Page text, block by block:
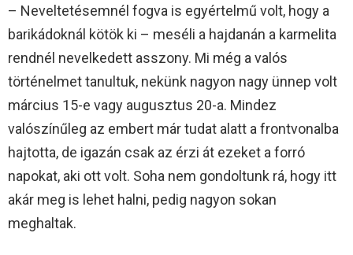
– Neveltetésemnél fogva is egyértelmű volt, hogy a
barikádoknál kötök ki – meséli a hajdanán a karmelita
rendnél nevelkedett asszony. Mi még a valós
történelmet tanultuk, nekünk nagyon nagy ünnep volt
március 15-e vagy augusztus 20-a. Mindez
valószínűleg az embert már tudat alatt a frontvonalba
hajtotta, de igazán csak az érzi át ezeket a forró
napokat, aki ott volt. Soha nem gondoltunk rá, hogy itt
akár meg is lehet halni, pedig nagyon sokan
meghaltak.